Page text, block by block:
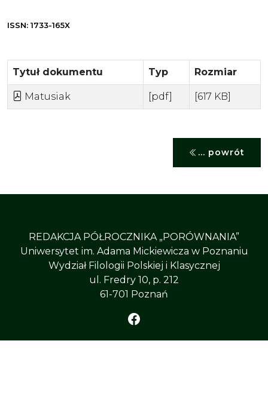
ISSN: 1733-165X
Tytuł dokumentu Typ Rozmiar
Matusiak [pdf] [617 KB]
... powrót
REDAKCJA PÓŁROCZNIKA „PORÓWNANIA”
Uniwersytet im. Adama Mickiewicza w Poznaniu
Wydział Filologii Polskiej i Klasycznej
ul. Fredry 10, p. 212
61-701 Poznań